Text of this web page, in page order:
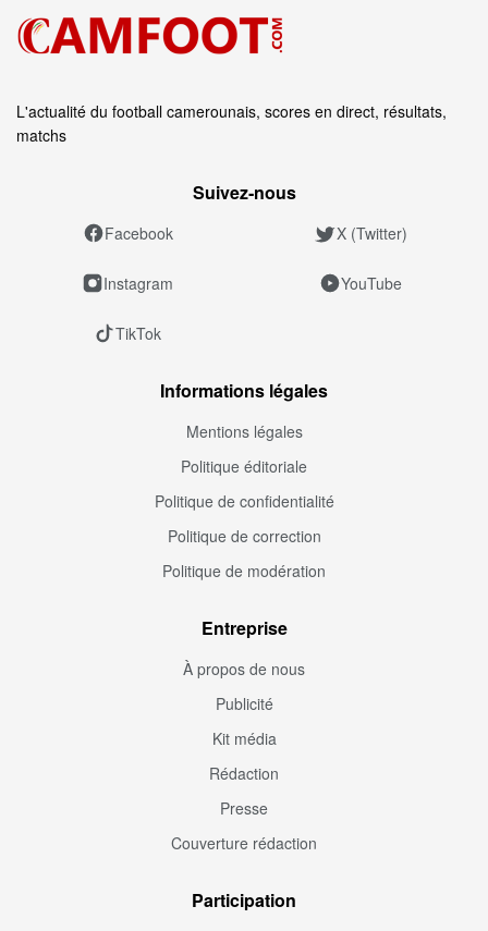
L'actualité du football camerounais, scores en direct, résultats,
matchs
Suivez‑nous
Facebook X (Twitter)
Instagram YouTube
TikTok
Informations légales
Mentions légales
Politique éditoriale
Politique de confidentialité
Politique de correction
Politique de modération
Entreprise
À propos de nous
Publicité
Kit média
Rédaction
Presse
Couverture rédaction
Participation